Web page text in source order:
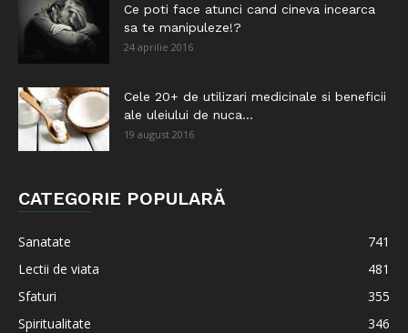
Ce poti face atunci cand cineva incearca
sa te manipuleze!?
24 aprilie 2016
Cele 20+ de utilizari medicinale si beneficii
ale uleiului de nuca...
19 august 2016
CATEGORIE POPULARĂ
Sanatate
741
Lectii de viata
481
Sfaturi
355
Spiritualitate
346